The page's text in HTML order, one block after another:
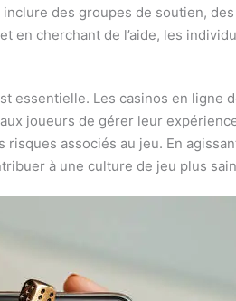
des groupes de soutien,
en cherchant de l’aide, les
essentielle. Les casinos en ligne
joueurs de gérer leur
associés au jeu. En
à une culture de jeu plus